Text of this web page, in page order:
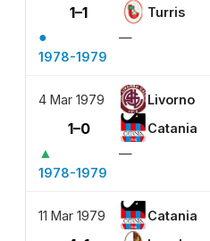
1–1 Turris
●
—
1978-1979
4 Mar 1979 Livorno
1–0 Catania
▲
—
1978-1979
11 Mar 1979 Catania